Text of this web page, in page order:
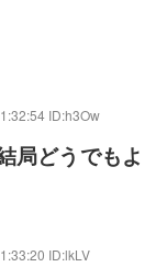
ID:h3Ow
局どうでもよ
ID:lkLV